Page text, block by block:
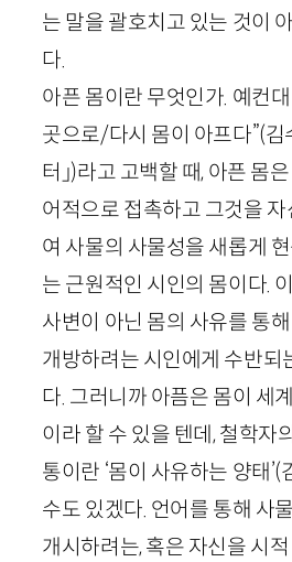
는 말을 괄호치고 있는 것이
다.
아픈 몸이란 무엇인가. 예컨
곳으로/다시 몸이 아프다”(김
터」)라고 고백할 때, 아픈 몸
어적으로 접촉하고 그것을
여 사물의 사물성을 새롭게
는 근원적인 시인의 몸이다.
사변이 아닌 몸의 사유를 통
개방하려는 시인에게 수반되
다. 그러니까 아픔은 몸이 세
이라 할 수 있을 텐데, 철학자
통이란 ‘몸이 사유하는 양태’(
수도 있겠다. 언어를 통해 사
개시하려는, 혹은 자신을 시